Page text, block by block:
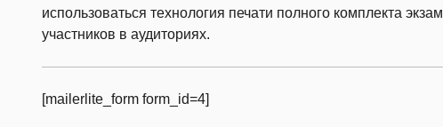
использоваться технология печати полного комплекта
участников в аудиториях.
[mailerlite_form form_id=4]